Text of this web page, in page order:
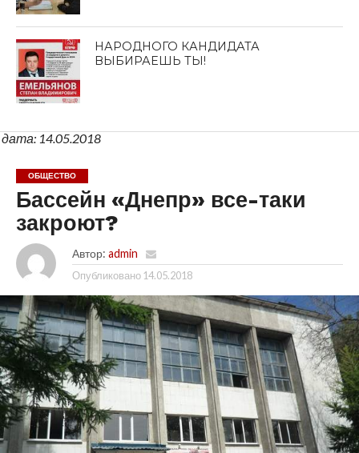
НАРОДНОГО КАНДИДАТА
ВЫБИРАЕШЬ ТЫ!
дата: 14.05.2018
ОБЩЕСТВО
Бассейн «Днепр» все-таки
закроют?
Автор: admin
Опубликовано 14.05.2018